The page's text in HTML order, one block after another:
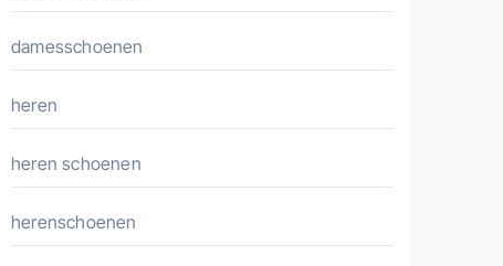
damesschoenen
heren
heren schoenen
herenschoenen